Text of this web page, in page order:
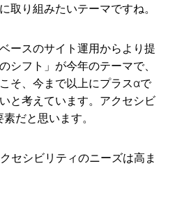
取り組みたいテーマですね。
ースのサイト運用からより提
シフト」が今年のテーマで、
そ、今まで以上にプラスαで
と考えています。アクセシビ
だと思います。
セシビリティのニーズは高ま